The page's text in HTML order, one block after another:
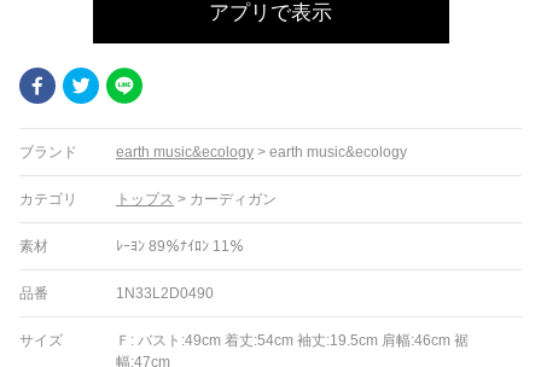
アプリで表示
FacebookTwitter
ブランド earth music&ecology > earth music&ecology
カテゴリ トップス > カーディガン
素材 ﾚｰﾖﾝ 89％ﾅｲﾛﾝ 11％
品番 1N33L2D0490
サイズ
Ｆ: バスト:49cm 着丈:54cm 袖丈:19.5cm 肩幅:46cm 裾
幅:47cm